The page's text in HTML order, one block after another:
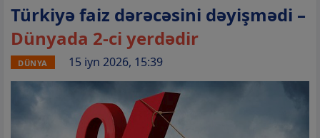
Türkiyə faiz dərəcəsini dəyişmədi –
Dünyada 2-ci yerdədir
DÜNYA 15 iyn 2026, 15:39